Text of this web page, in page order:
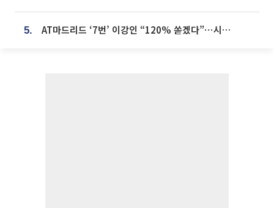
5. AT마드리드 ‘7번’ 이강인 “120% 쏟겠다”⋯시메오네 감독 “필요한 선수”